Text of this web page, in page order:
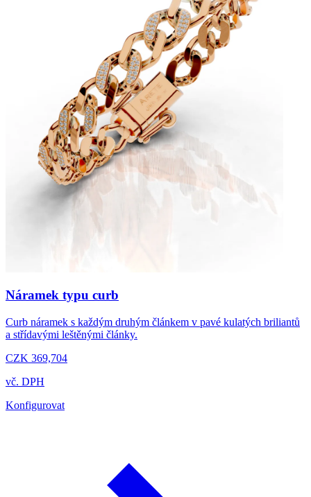
Náramek typu curb
Curb náramek s každým druhým článkem v pavé kulatých briliantů
a střídavými leštěnými články.
CZK 369,704
vč. DPH
Konfigurovat